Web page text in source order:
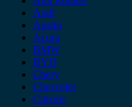
Audi
Austin
Acura
BMW
BYD
Chery
Chevrolet
Citroen